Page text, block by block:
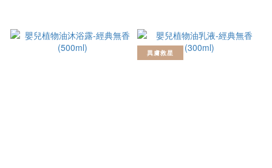
異膚救星